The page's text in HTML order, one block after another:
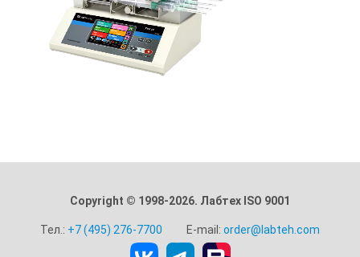
Copyright © 1998-2026. Лабтех ISO 9001
Тел.: +7 (495) 276-7700 E-mail: order@labteh.com